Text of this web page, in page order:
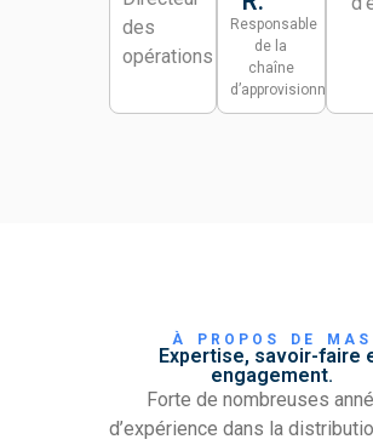
des
opérations
Responsable
de la
chaîne
d’approvisionnement
À PROPOS DE MAS
Expertise, savoir-faire
engagement.
Forte de nombreuses
d’expérience dans la